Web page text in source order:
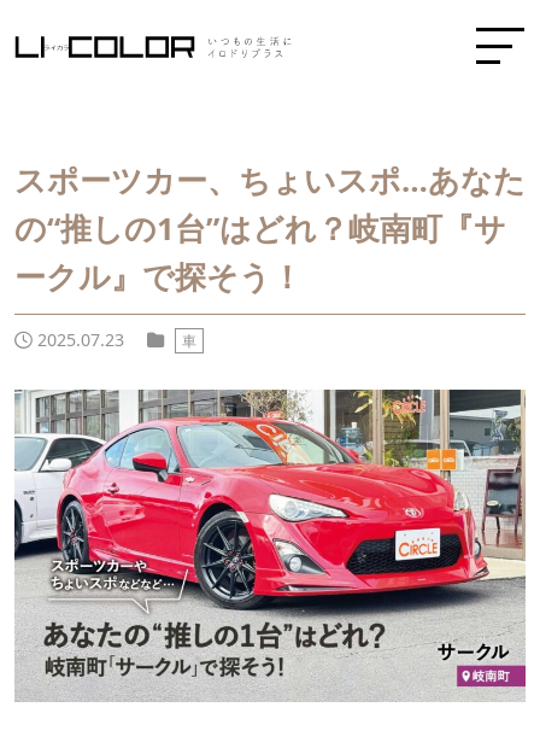
スポーツカー、ちょいスポ…あなた
の“推しの1台”はどれ？岐南町『サ
ークル』で探そう！
2025.07.23 車